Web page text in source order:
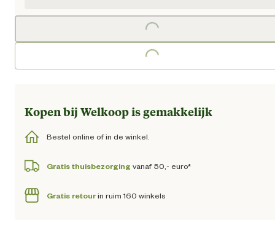
Loading...
Loading...
Kopen bij Welkoop is gemakkelijk
Bestel online of in de winkel.
Gratis thuisbezorging vanaf 50,- euro*
Gratis retourin ruim 160 winkels